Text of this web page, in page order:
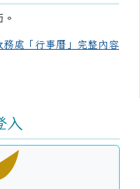
務處「行事曆」完整內容
入